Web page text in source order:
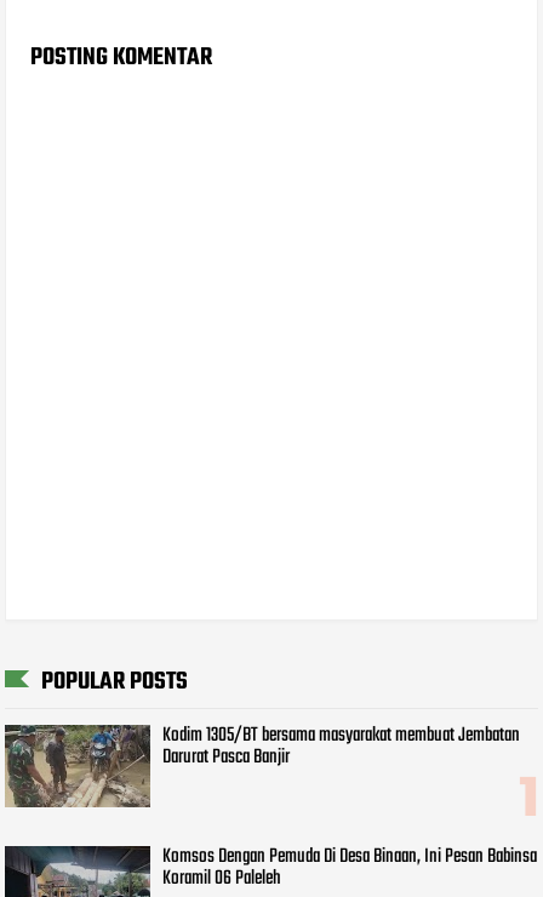
POSTING KOMENTAR
POPULAR POSTS
Kodim 1305/BT bersama masyarakat membuat Jembatan
Darurat Pasca Banjir
Komsos Dengan Pemuda Di Desa Binaan, Ini Pesan Babinsa
Koramil 06 Paleleh